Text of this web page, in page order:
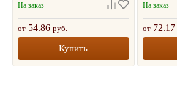
На заказ
от 54.86 руб.
Купить
На заказ
от 72.17